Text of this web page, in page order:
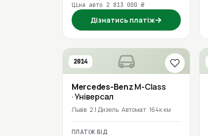
Ціна авто 2 813 000 ₴
Дізнатись платіж→
2014
Mercedes-BenzM-Class
· Універсал
Львів 2.1 Дизель Автомат 164к км
ПЛАТІЖ ВІД